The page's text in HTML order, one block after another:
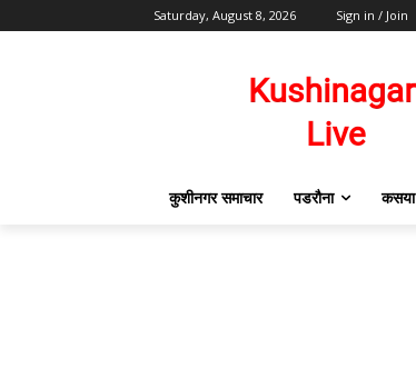
Saturday, August 8, 2026 Sign in / Join
कुशीनगर समाचार पडरौना कसया